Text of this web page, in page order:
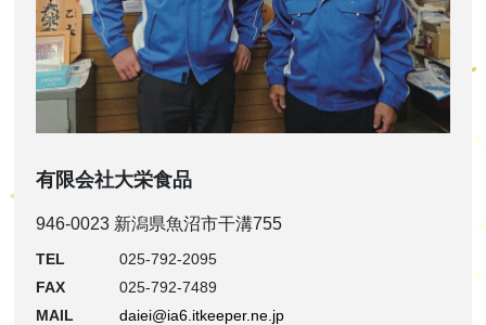
有限会社大栄食品
946-0023 新潟県魚沼市干溝755
TEL
025-792-2095
FAX
025-792-7489
MAIL
daiei@ia6.itkeeper.ne.jp